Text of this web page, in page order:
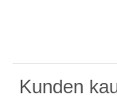
Kunden